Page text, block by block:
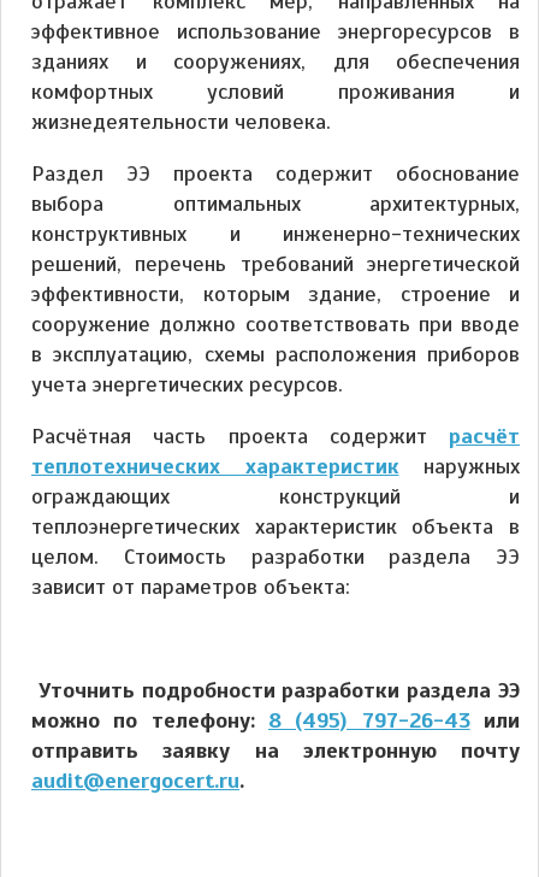
эффективное использование энергоресурсов в
зданиях и сооружениях, для обеспечения
комфортных условий проживания и
жизнедеятельности человека.
Раздел ЭЭ проекта содержит обоснование
выбора оптимальных архитектурных,
конструктивных и инженерно-технических
решений, перечень требований энергетической
эффективности, которым здание, строение и
сооружение должно соответствовать при вводе
в эксплуатацию, схемы расположения приборов
учета энергетических ресурсов.
Расчётная часть проекта содержит расчёт
теплотехнических характеристик
наружных
ограждающих конструкций и
теплоэнергетических характеристик объекта в
целом. Стоимость разработки раздела ЭЭ
зависит от параметров объекта:
Уточнить подробности разработки раздела ЭЭ
можно по телефону: 8 (495) 797-26-43или
отправить заявку на электронную почту
audit@energocert.ru.